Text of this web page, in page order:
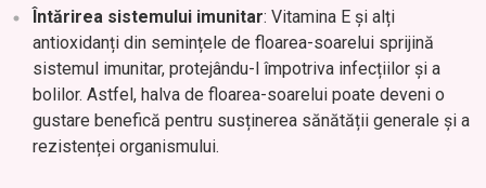
Întărirea sistemului imunitar: Vitamina E și alți
antioxidanți din semințele de floarea-soarelui sprijină
sistemul imunitar, protejându-l împotriva infecțiilor și a
bolilor. Astfel, halva de floarea-soarelui poate deveni o
gustare benefică pentru susținerea sănătății generale și a
rezistenței organismului.